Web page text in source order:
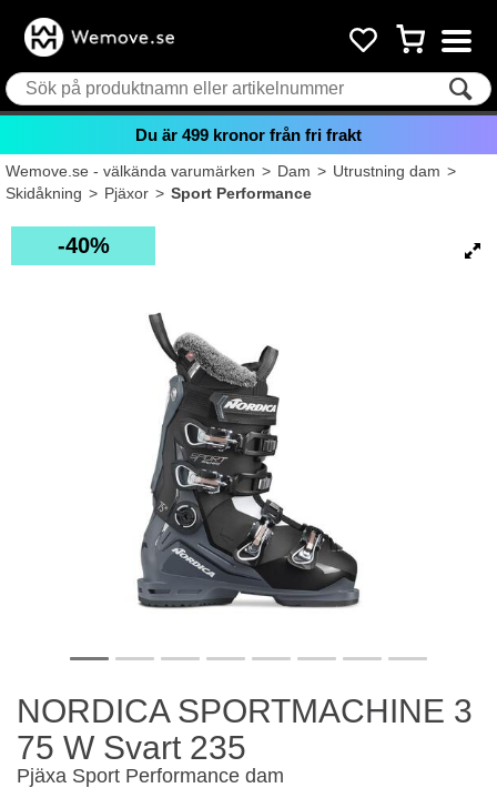
Du är 499 kronor från fri frakt
Wemove.se - välkända varumärken>Dam>Utrustning dam>
Skidåkning>Pjäxor>Sport Performance
40%
NORDICA SPORTMACHINE 3
75 W Svart 235
Pjäxa Sport Performance dam